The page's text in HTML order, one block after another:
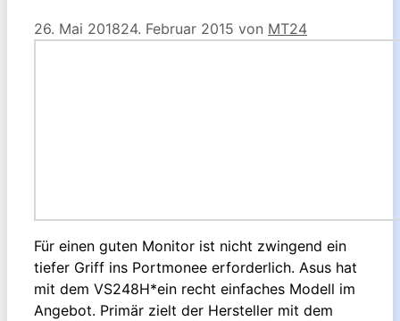
26. Mai 201824. Februar 2015 von MT24
Für einen guten Monitor ist nicht zwingend ein
tiefer Griff ins Portmonee erforderlich. Asus hat
mit dem VS248H*ein recht einfaches Modell im
Angebot. Primär zielt der Hersteller mit dem